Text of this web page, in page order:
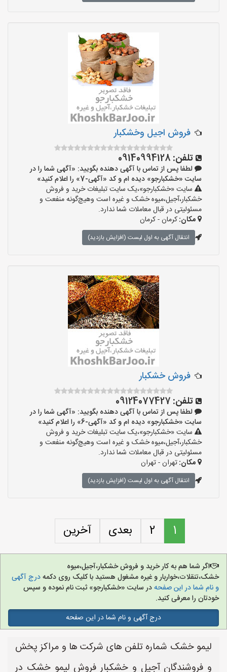
فروش اجیل وخشکبار
تلفن: 09140994128
لطفا پس از تماس با آگهی دهنده بگویید: «آگهی شما را در
سایت «خشکبارجو» دیده ام و کد «آگهی-7» را اعلام کنید»
سایت «خشکبارجو»،یک سایت تبلیغات خرید و فروش
خشکبار،آجیل،میوه خشک و غیره است وهیچ‌گونه منفعت و
مسئولیتی در قبال معاملات شما ندارد.
مکان:کرمان - کرمان
انتقال آگهی به اول لیست (افزایش بازدید)
فروش خشکبار
تلفن: 09124077427
لطفا پس از تماس با آگهی دهنده بگویید: «آگهی شما را در
سایت «خشکبارجو» دیده ام و کد «آگهی-6» را اعلام کنید»
سایت «خشکبارجو»،یک سایت تبلیغات خرید و فروش
خشکبار،آجیل،میوه خشک و غیره است وهیچ‌گونه منفعت و
مسئولیتی در قبال معاملات شما ندارد.
مکان:تهران - تهران
انتقال آگهی به اول لیست (افزایش بازدید)
1
2 بعدی آخرین
اگر شما هم به کار خرید و فروش خشکبار،آجیل،میوه
خشک،تنقلات،خواربار و غیره مشغول هستید با کلیک روی دکمهدرج آگهی
و نام شما در این صفحهدر سایت «خشکبارجو» ثبت نام نموده و سپس
خودتان را معرفی کنید.
درج آگهی و نام شما در این صفحه
لیمو خشک شماره تلفن های شرکت ها و مراکز پخش
و فروشندگان آجیل و خشکبار فروش لیمو خشک در